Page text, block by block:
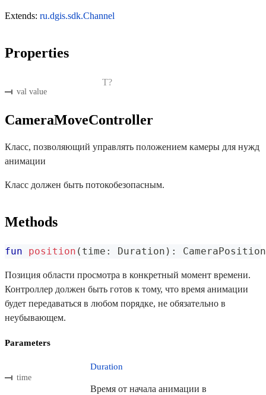
Extends: ru.dgis.sdk.Channel
Properties
val value
T?
CameraMoveController
Класс, позволяющий управлять положением камеры для нужд
анимации
Класс должен быть потокобезопасным.
Methods
fun position ( time : Duration ) : CameraPosition
Позиция области просмотра в конкретный момент времени.
Контроллер должен быть готов к тому, что время анимации
будет передаваться в любом порядке, не обязательно в
неубывающем.
Parameters
time
Duration
Время от начала анимации в